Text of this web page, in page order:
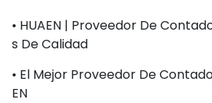
• HUAEN | Proveedor De
S De Calidad
• El Mejor Proveedor De
EN